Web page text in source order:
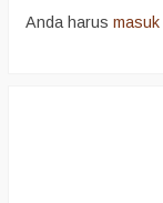
Anda harus masuk